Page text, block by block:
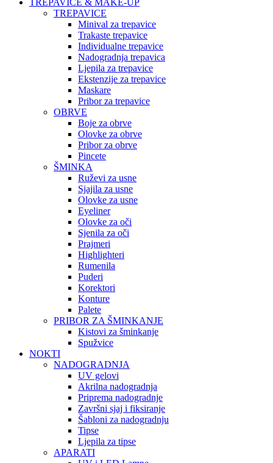
TREPAVICE
Minival za trepavice
Trakaste trepavice
Individualne trepavice
Nadogradnja trepavica
Ljepila za trepavice
Ekstenzije za trepavice
Maskare
Pribor za trepavice
OBRVE
Boje za obrve
Olovke za obrve
Pribor za obrve
Pincete
ŠMINKA
Ruževi za usne
Sjajila za usne
Olovke za usne
Eyeliner
Olovke za oči
Sjenila za oči
Prajmeri
Highlighteri
Rumenila
Puderi
Korektori
Konture
Palete
PRIBOR ZA ŠMINKANJE
Kistovi za šminkanje
Spužvice
NOKTI
NADOGRADNJA
UV gelovi
Akrilna nadogradnja
Priprema nadogradnje
Završni sjaj i fiksiranje
Šabloni za nadogradnju
Tipse
Ljepila za tipse
APARATI